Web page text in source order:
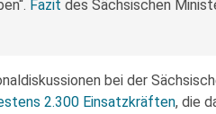
Fazit des Sächsischen
bei der
2.300 Einsatzkräften, die